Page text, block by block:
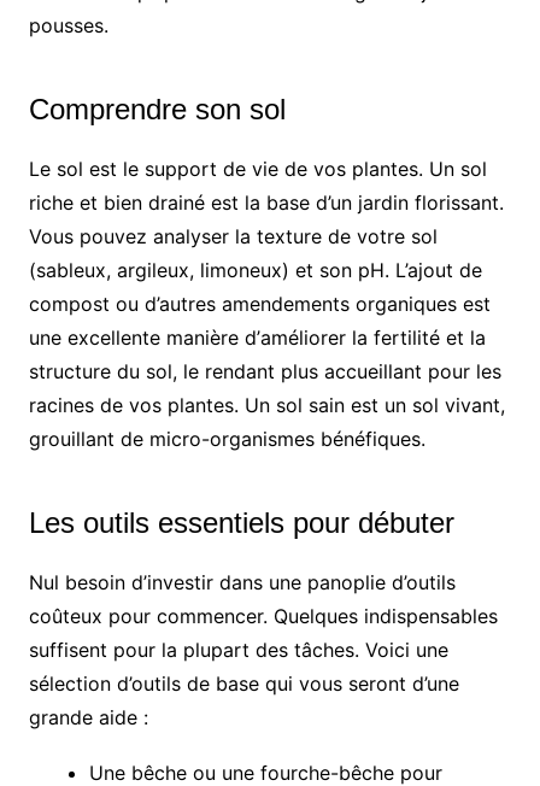
pousses.
Comprendre son sol
Le sol est le support de vie de vos plantes. Un sol
riche et bien drainé est la base d’un jardin florissant.
Vous pouvez analyser la texture de votre sol
(sableux, argileux, limoneux) et son pH. L’ajout de
compost ou d’autres amendements organiques est
une excellente manière d’améliorer la fertilité et la
structure du sol, le rendant plus accueillant pour les
racines de vos plantes. Un sol sain est un sol vivant,
grouillant de micro-organismes bénéfiques.
Les outils essentiels pour débuter
Nul besoin d’investir dans une panoplie d’outils
coûteux pour commencer. Quelques indispensables
suffisent pour la plupart des tâches. Voici une
sélection d’outils de base qui vous seront d’une
grande aide :
Une bêche ou une fourche-bêche pour